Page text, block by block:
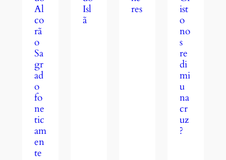
Al
co
rã
o
Sa
gr
ad
o
fo
ne
tic
am
en
te
Isl
ã
res
ist
o
no
s
re
di
mi
u
na
cr
uz
?